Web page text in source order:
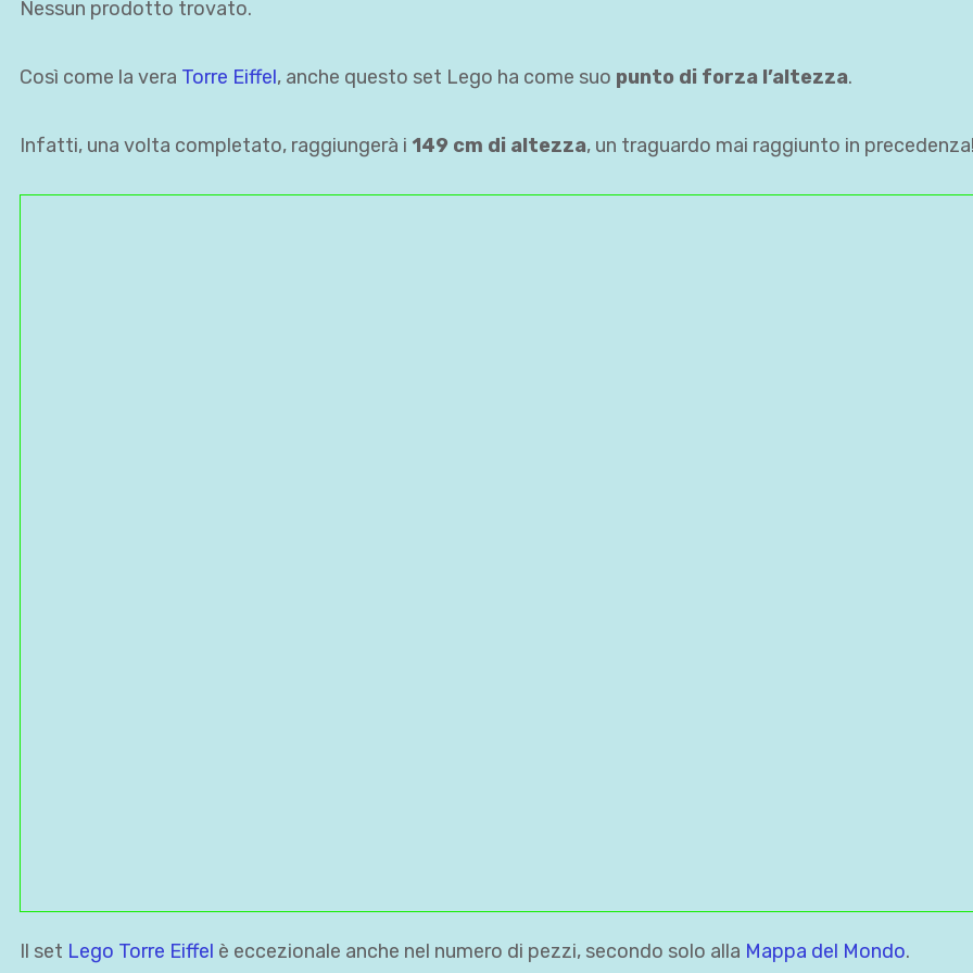
Nessun prodotto trovato.
Così come la vera Torre Eiffel, anche questo set Lego ha come suo punto di forza l’altezza.
Infatti, una volta completato, raggiungerà i 149 cm di altezza, un traguardo mai raggiunto in
Il set Lego Torre Eiffel è eccezionale anche nel numero di pezzi, secondo solo alla Mappa del Mondo.